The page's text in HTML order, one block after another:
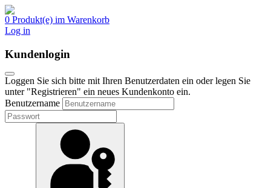
0 Produkt(e) im Warenkorb
Log in
Kundenlogin
Loggen Sie sich bitte mit Ihren Benutzerdaten ein oder legen Sie
unter "Registrieren" ein neues Kundenkonto ein.
Benutzername